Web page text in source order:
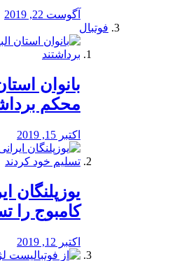
آگوست 22, 2019
فوتبال
بانوان
محكم
اکتبر 15, 2019
یوزپلنگان
کامبوج را
اکتبر 12, 2019